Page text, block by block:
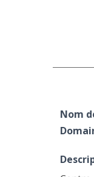
Nom